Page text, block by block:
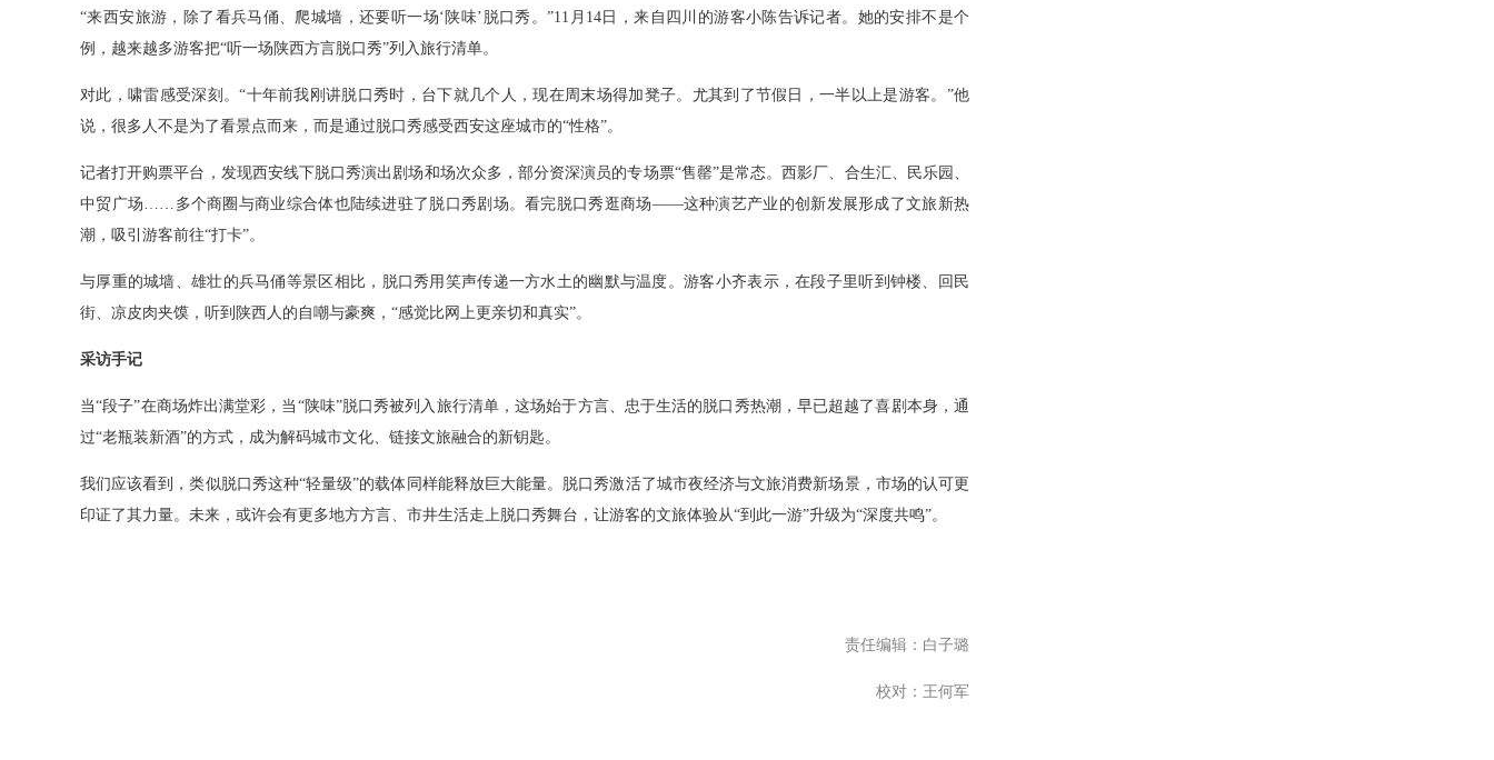
“来西安旅游，除了看兵马俑、爬城墙，还要听一场‘陕味’脱口秀。”11月14日，来自四川的游客小陈告诉记者。她的安排不是个
例，越来越多游客把“听一场陕西方言脱口秀”列入旅行清单。
对此，啸雷感受深刻。“十年前我刚讲脱口秀时，台下就几个人，现在周末场得加凳子。尤其到了节假日，一半以上是游客。”他
说，很多人不是为了看景点而来，而是通过脱口秀感受西安这座城市的“性格”。
记者打开购票平台，发现西安线下脱口秀演出剧场和场次众多，部分资深演员的专场票“售罄”是常态。西影厂、合生汇、民乐园、
中贸广场……多个商圈与商业综合体也陆续进驻了脱口秀剧场。看完脱口秀逛商场——这种演艺产业的创新发展形成了文旅新热
潮，吸引游客前往“打卡”。
与厚重的城墙、雄壮的兵马俑等景区相比，脱口秀用笑声传递一方水土的幽默与温度。游客小齐表示，在段子里听到钟楼、回民
街、凉皮肉夹馍，听到陕西人的自嘲与豪爽，“感觉比网上更亲切和真实”。
采访手记
当“段子”在商场炸出满堂彩，当“陕味”脱口秀被列入旅行清单，这场始于方言、忠于生活的脱口秀热潮，早已超越了喜剧本身，通
过“老瓶装新酒”的方式，成为解码城市文化、链接文旅融合的新钥匙。
我们应该看到，类似脱口秀这种“轻量级”的载体同样能释放巨大能量。脱口秀激活了城市夜经济与文旅消费新场景，市场的认可更
印证了其力量。未来，或许会有更多地方方言、市井生活走上脱口秀舞台，让游客的文旅体验从“到此一游”升级为“深度共鸣”。
责任编辑：白子璐
校对：王何军